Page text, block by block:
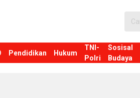
Pendidikan Hukum
TNI-
Polri
Sosisal
Budaya